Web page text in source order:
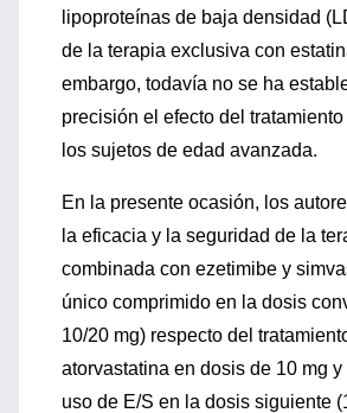
lipoproteínas de baja densidad
de la terapia exclusiva con
embargo, todavía no se ha
precisión el efecto del
los sujetos de edad avanzada.
En la presente ocasión, los
la eficacia y la seguridad de la
combinada con ezetimibe y
único comprimido en la dosis
10/20 mg) respecto del
atorvastatina en dosis de 10 mg y
uso de E/S en la dosis siguiente